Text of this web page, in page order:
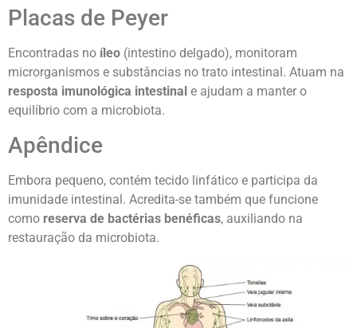
Placas de Peyer
Encontradas no íleo (intestino delgado), monitoram
microrganismos e substâncias no trato intestinal. Atuam na
resposta imunológica intestinal e ajudam a manter o
equilíbrio com a microbiota.
Apêndice
Embora pequeno, contém tecido linfático e participa da
imunidade intestinal. Acredita-se também que funcione
como reserva de bactérias benéficas, auxiliando na
restauração da microbiota.